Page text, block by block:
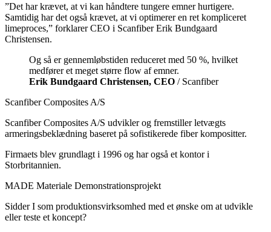
”Det har krævet, at vi kan håndtere tungere emner hurtigere.
Samtidig har det også krævet, at vi optimerer en ret kompliceret
limeproces,” forklarer CEO i Scanfiber Erik Bundgaard
Christensen.
Og så er gennemløbstiden reduceret med 50 %, hvilket
medfører et meget større flow af emner.
Erik Bundgaard Christensen, CEO / Scanfiber
Scanfiber Composites A/S
Scanfiber Composites A/S udvikler og fremstiller letvægts
armeringsbeklædning baseret på sofistikerede fiber kompositter.
Firmaets blev grundlagt i 1996 og har også et kontor i
Storbritannien.
MADE Materiale Demonstrationsprojekt
Sidder I som produktionsvirksomhed med et ønske om at udvikle
eller teste et koncept?